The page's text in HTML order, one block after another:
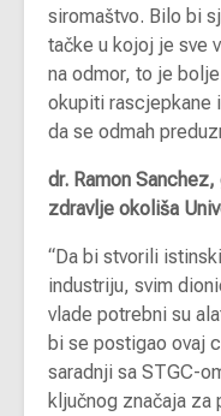
siromaštvo. Bilo bi
tačke u kojoj je sve
na odmor, to je
okupiti rascjepkane
da se odmah
dr. Ramon
zdravlje okoliša
“Da bi stvorili
industriju, svim
vlade potrebni su
bi se postigao ovaj
saradnji sa STGC-
ključnog značaja za